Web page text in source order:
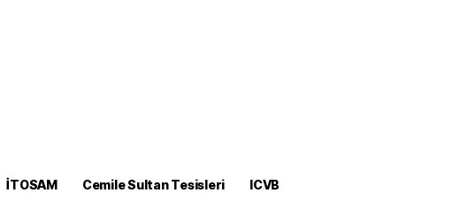
İTOSAM Cemile Sultan Tesisleri
ICVB